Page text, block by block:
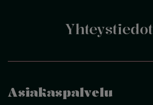
Yhteystiedot
Asiakaspalvelu